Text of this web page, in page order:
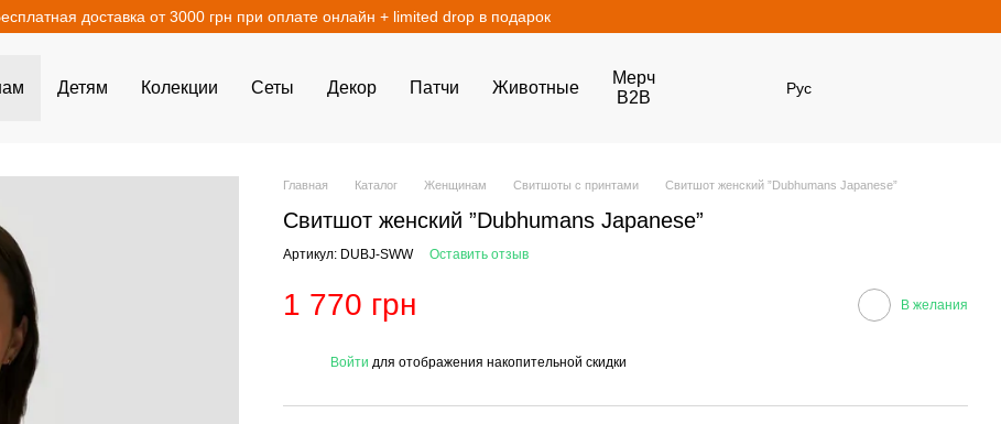
доставка от 3000 грн при оплате онлайн + limited drop в подарок
Детям Колекции Сеты Декор Патчи Животные
Мерч
B2B
Рус
Главная Каталог Женщинам Свитшоты с принтами Свитшот женский ”Dubhumans Japanese”
Свитшот женский ”Dubhumans Japanese”
Артикул: DUBJ-SWW Оставить отзыв
1 770 грн В желания
Войти для отображения накопительной скидки